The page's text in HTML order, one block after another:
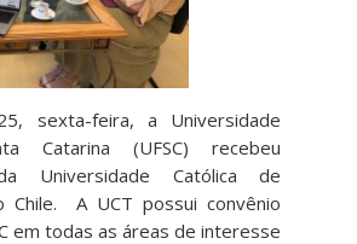
sexta-feira, a Universidade
Catarina (UFSC) recebeu
Universidade Católica de
Chile. A UCT possui convênio
em todas as áreas de interesse